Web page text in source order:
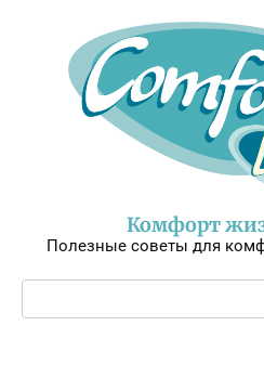
Комфорт
Полезные советы для
Поиск: